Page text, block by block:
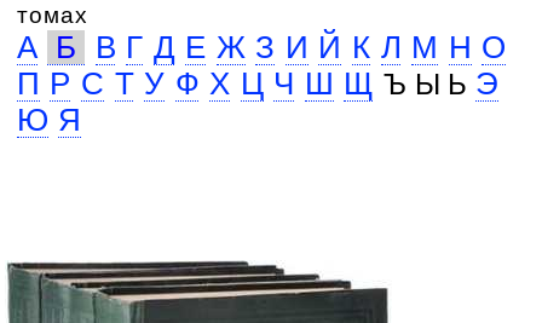
томах
А Б В Г Д Е Ж З И Й К Л М Н О
П Р С Т У Ф Х Ц Ч Ш Щ Ъ Ы Ь Э
Ю Я